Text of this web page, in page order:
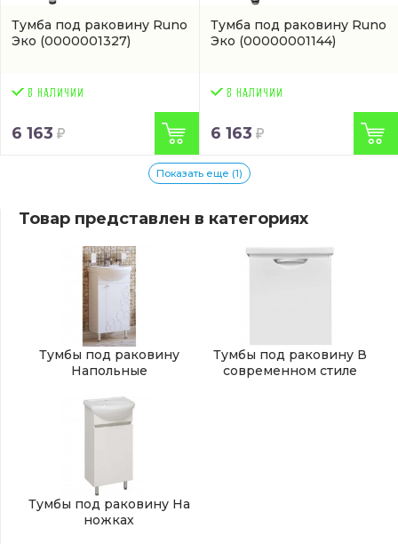
Тумба под раковину Runo
Эко (0000001327)
6 163
Тумба под раковину Runo
Эко (00000001144)
6 163
Показать еще (1)
Товар представлен в категориях
Тумбы под раковину
Напольные
Тумбы под раковину В
современном стиле
Тумбы под раковину На
ножках